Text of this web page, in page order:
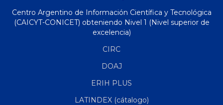
Centro Argentino de Información Científica y Tecnológica
(CAICYT-CONICET) obteniendo Nivel 1 (Nivel superior de
excelencia)
CIRC
DOAJ
ERIH PLUS
LATINDEX (cátalogo)